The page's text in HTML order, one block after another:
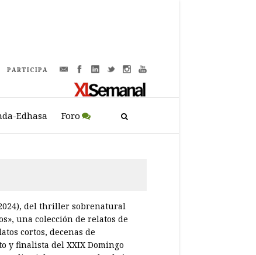
PARTICIPA
Edhasa Foro
del thriller sobrenatural
una colección de relatos de
cortos, decenas de
y finalista del XXIX Domingo